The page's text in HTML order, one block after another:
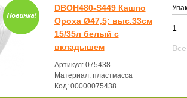
DBOH480-S449 Кашпо
Ороха Ø47,5; выс.33см
15/35л белый с
вкладышем
Артикул: 075438
Материал: пластмасса
Код: 00000075438
1